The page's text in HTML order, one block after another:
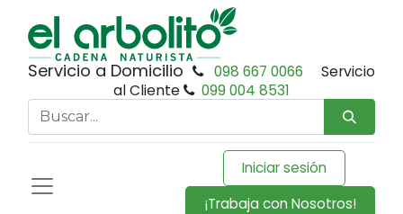
Servicio a Domicilio 098 667 0066
Servicio
al Cliente
099 004 8531
Iniciar sesión
¡Trabaja con Nosotros!